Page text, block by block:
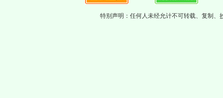
特别声明：任何人未经允计不可转载、复制